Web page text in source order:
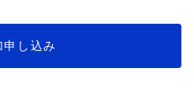
申し込み